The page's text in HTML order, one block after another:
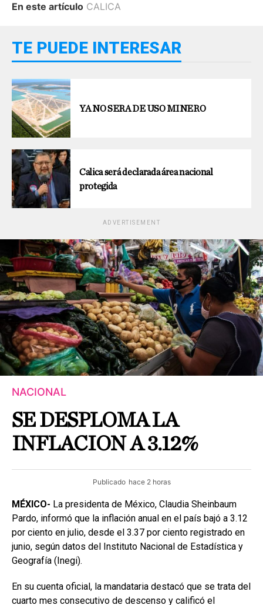
En este artículo CALICA
TE PUEDE INTERESAR
YA NO SERA DE USO MINERO
Calica será declarada área nacional
protegida
ADVERTISEMENT
NACIONAL
SE DESPLOMA LA
INFLACION A 3.12%
Publicado hace 2 horas
MÉXICO- La presidenta de México, Claudia Sheinbaum
Pardo, informó que la inflación anual en el país bajó a 3.12
por ciento en julio, desde el 3.37 por ciento registrado en
junio, según datos del Instituto Nacional de Estadística y
Geografía (Inegi).
En su cuenta oficial, la mandataria destacó que se trata del
cuarto mes consecutivo de descenso y calificó el